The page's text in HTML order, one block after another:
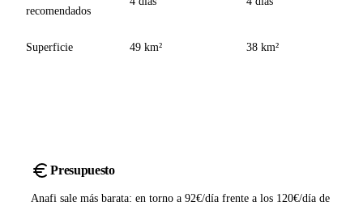
recomendados
Superficie 49 km² 38 km²
Presupuesto
Anafi sale más barata: en torno a 92€/día frente a los 120€/día de